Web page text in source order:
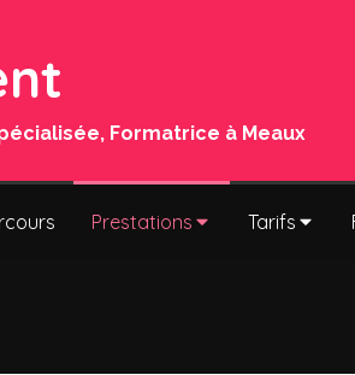
Formatrice à Meaux
Prestations Tarifs